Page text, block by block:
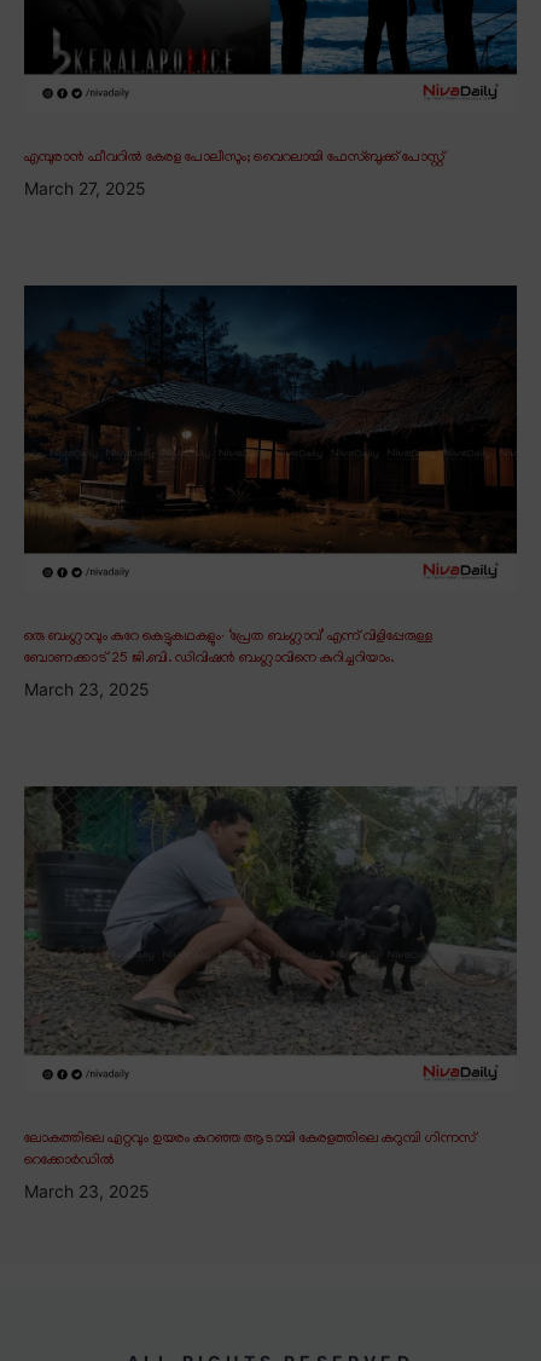
എമ്പുരാൻ ഫീവറിൽ കേരള പോലീസും; വൈറലായി ഫേസ്ബുക്ക് പോസ്റ്റ്
March 27, 2025
ഒരു ബംഗ്ലാവും കുറേ കെട്ടുകഥകളും∙ ‘പ്രേത ബംഗ്ലാവ്’ എന്ന് വിളിപ്പേരുള്ള
ബോണക്കാട് 25 ജി.ബി. ഡിവിഷൻ ബംഗ്ലാവിനെ കുറിച്ചറിയാം.
March 23, 2025
ലോകത്തിലെ ഏറ്റവും ഉയരം കുറഞ്ഞ ആടായി കേരളത്തിലെ കറുമ്പി ഗിന്നസ്
റെക്കോർഡിൽ
March 23, 2025